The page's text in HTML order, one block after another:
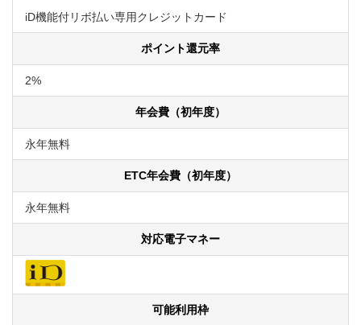
iD機能付リボ払い専用クレジットカード
ポイント還元率
2%
年会費（初年度）
永年無料
ETC年会費（初年度）
永年無料
対応電子マネー
可能利用枠